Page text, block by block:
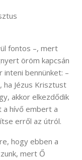
fontos –, mert
öröm kapcsán
inteni bennünket: –
Jézus Krisztust
akkor elkezdődik
a hívő embert a
erről az útról.
hogy ebben a
mert Ő